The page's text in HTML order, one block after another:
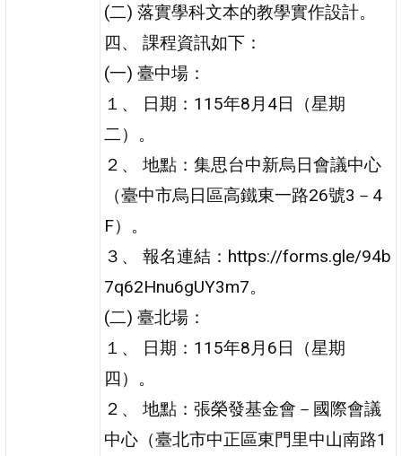
(二) 落實學科文本的教學實作設計。
四、 課程資訊如下：
(一) 臺中場：
１、 日期：115年8月4日（星期
二）。
２、 地點：集思台中新烏日會議中心
（臺中市烏日區高鐵東一路26號3－4
F）。
３、 報名連結：https://forms.gle/94b
7q62Hnu6gUY3m7。
(二) 臺北場：
１、 日期：115年8月6日（星期
四）。
２、 地點：張榮發基金會－國際會議
中心（臺北市中正區東門里中山南路1